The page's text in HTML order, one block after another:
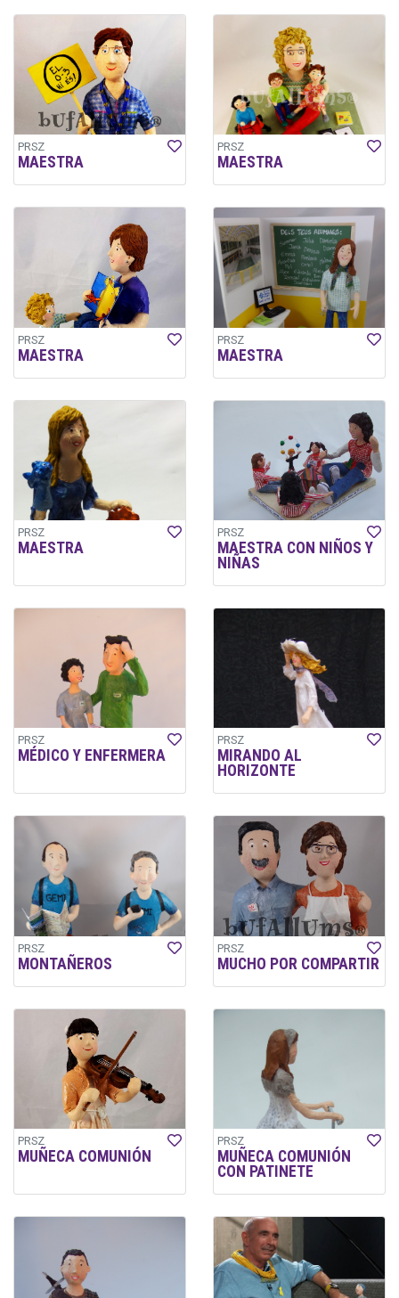
PRSZ
MAESTRA
PRSZ
MAESTRA
PRSZ
MAESTRA
PRSZ
MAESTRA
PRSZ
MAESTRA
PRSZ
MAESTRA CON NIÑOS Y
NIÑAS
PRSZ
MÉDICO Y ENFERMERA
PRSZ
MIRANDO AL
HORIZONTE
PRSZ
MONTAÑEROS
PRSZ
MUCHO POR COMPARTIR
PRSZ
MUÑECA COMUNIÓN
PRSZ
MUÑECA COMUNIÓN
CON PATINETE